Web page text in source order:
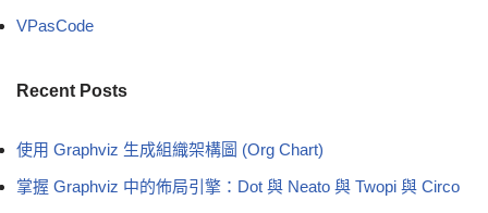
VPasCode
Recent Posts
使用 Graphviz 生成組織架構圖 (Org Chart)
掌握 Graphviz 中的佈局引擎：Dot 與 Neato 與 Twopi 與 Circo